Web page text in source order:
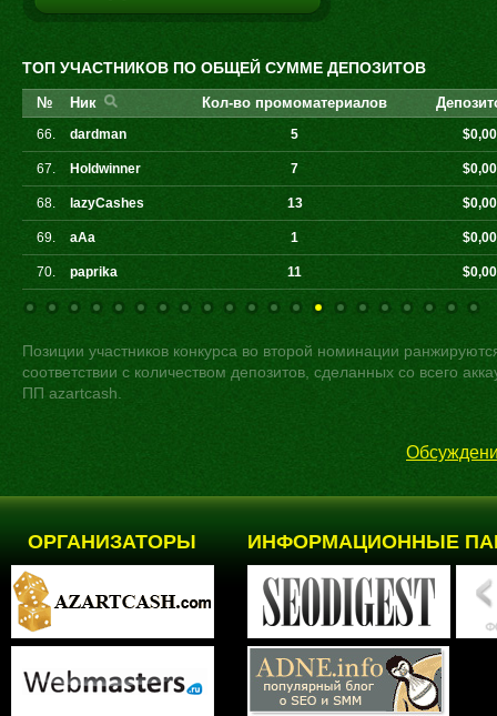
ТОП УЧАСТНИКОВ ПО ОБЩЕЙ СУММЕ ДЕПОЗИТОВ
№ Ник Кол-во промоматериалов
66. dardman 5 $0,00
67. Holdwinner 7 $0,00
68. lazyCashes 13 $0,00
69. aAa 1 $0,00
70. paprika 11 $0,00
Позиции участников конкурса во второй номинации
соответствии с количеством депозитов, сделанных со всего
ПП azartcash.
ОРГАНИЗАТОРЫ ИНФОРМАЦИОННЫЕ